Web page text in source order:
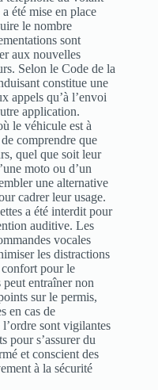
été mise en place
le nombre
sont
aux nouvelles
Selon le Code de la
constitue une
appels qu’à l’envoi
application.
le véhicule est à
comprendre que
quel que soit leur
moto ou d’un
une alternative
cadrer leur usage.
a été interdit pour
auditive. Les
vocales
les distractions
pour le
entraîner non
sur le permis,
en cas de
sont vigilantes
pour s’assurer du
et conscient des
à la sécurité